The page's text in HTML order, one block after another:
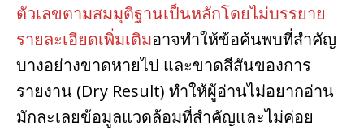
ตัวเลขตามสมมุติฐานเป็นหลักโดยไม่บรรยาย
รายละเอียดเพิ่มเติมอาจทําให้ข้อค้นพบที่สําคัญ
บางอย่างขาดหายไป และขาดสีสันของการ
รายงาน (Dry Result) ทําให้ผู้อ่านไม่อยากอ่าน
มักละเลยข้อมูลแวดล้อมที่สําคัญและไม่ค่อย